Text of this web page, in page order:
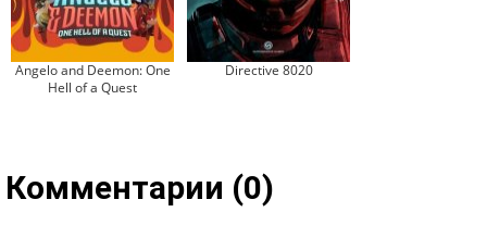
Angelo and Deemon: One
Hell of a Quest
Directive 8020
Комментарии (0)